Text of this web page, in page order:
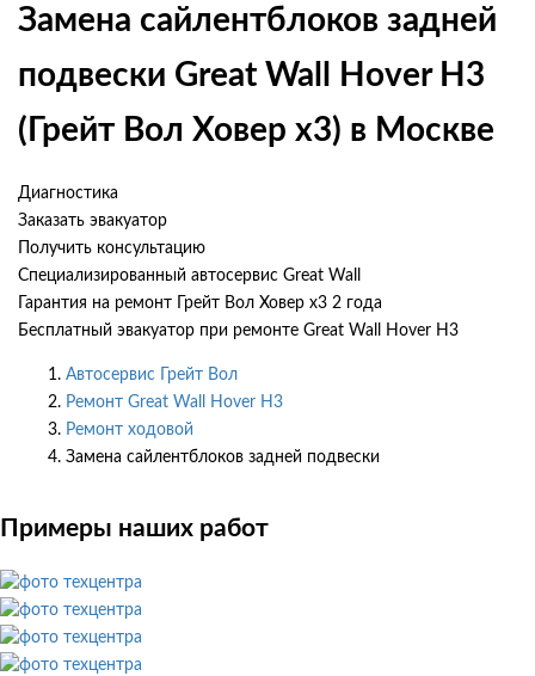
Замена сайлентблоков задней
подвески Great Wall Hover H3
(Грейт Вол Ховер х3) в Москве
Диагностика
Заказать эвакуатор
Получить консультацию
Специализированный автосервис Great Wall
Гарантия на ремонт Грейт Вол Ховер х3 2 года
Бесплатный эвакуатор при ремонте Great Wall Hover H3
Автосервис Грейт Вол
Ремонт Great Wall Hover H3
Ремонт ходовой
Замена сайлентблоков задней подвески
Примеры наших работ